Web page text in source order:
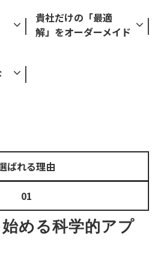
貴社だけの「最適
解」をオーダーメイド
ばれる理由
01
始める科学的アプ